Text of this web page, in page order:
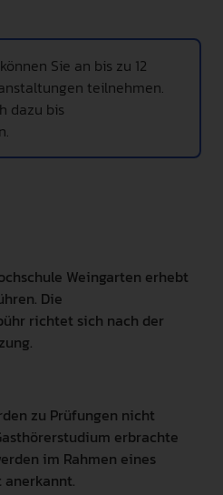
Sie an bis zu 12
teilnehmen.
dazu bis
Weingarten erhebt
Die
richtet sich nach der
zu Prüfungen nicht
erbrachte
im Rahmen eines
anerkannt.